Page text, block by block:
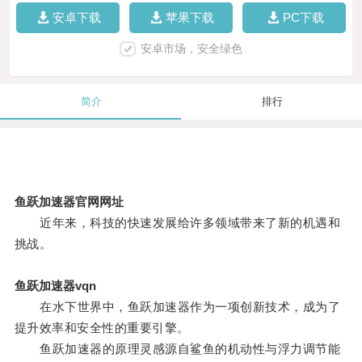
安卓下载 苹果下载 PC下载
安卓市场，安全绿色
简介 排行
鱼跃加速器官网网址
近年来，科技的快速发展给许多领域带来了新的机遇和
挑战。
鱼跃加速器vqn
在水下世界中，鱼跃加速器作为一项创新技术，成为了
提升效率和安全性的重要引擎。
鱼跃加速器的原理灵感源自鲨鱼的机动性与浮力调节能